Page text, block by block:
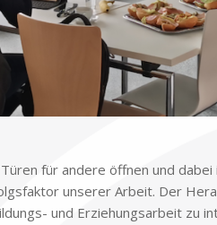
für an­de­re öff­nen und
un­se­rer Ar­beit. Der
und Er­zie­hungs­ar­beit zu